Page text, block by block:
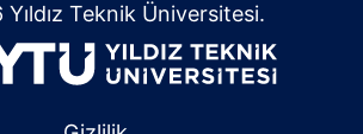
Teknik Üniversitesi.